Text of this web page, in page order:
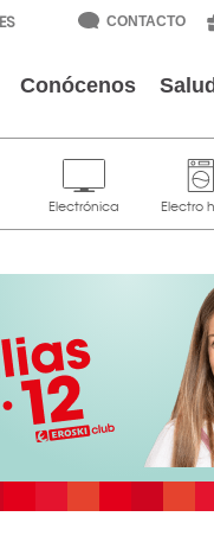
CONTACTO
Conócenos